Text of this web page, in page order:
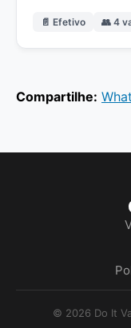
📄 Efetivo 👥 4
Compartilhe:
© 2026 Do It